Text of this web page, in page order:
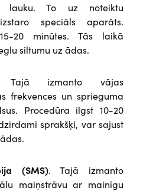
lauku. To uz noteiktu
speciāls aparāts.
20 minūtes. Tās laikā
siltumu uz ādas.
izmanto vājas
frekvences un sprieguma
Procedūra ilgst 10-20
sprakšķi, var sajust
(SMS). Tajā izmanto
maiņstrāvu ar mainīgu